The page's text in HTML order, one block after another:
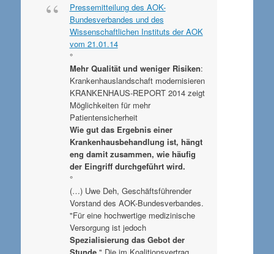
Pressemitteilung des AOK-
Bundesverbandes und des
Wissenschaftlichen Instituts der AOK
vom 21.01.14
°
Mehr Qualität und weniger Risiken:
Krankenhauslandschaft modernisieren
KRANKENHAUS-REPORT 2014 zeigt
Möglichkeiten für mehr
Patientensicherheit
Wie gut das Ergebnis einer
Krankenhausbehandlung ist, hängt
eng damit zusammen, wie häufig
der Eingriff durchgeführt wird.
°
(…) Uwe Deh, Geschäftsführender
Vorstand des AOK-Bundesverbandes.
"Für eine hochwertige medizinische
Versorgung ist jedoch
Spezialisierung das Gebot der
Stunde." Die im Koalitionsvertrag